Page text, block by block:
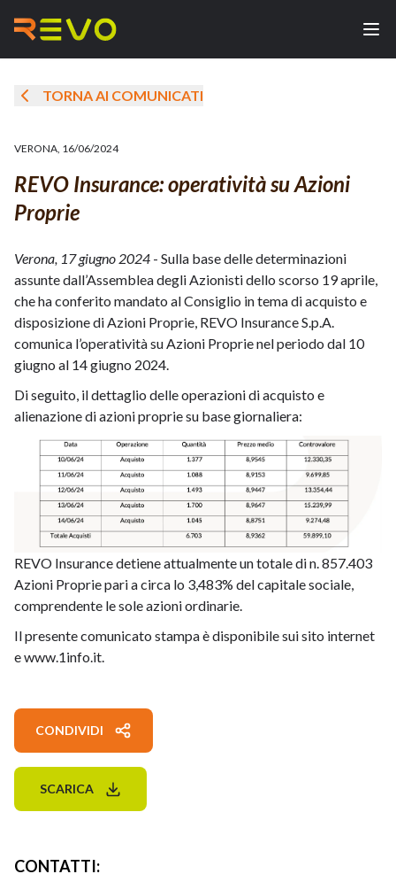
TORNA AI COMUNICATI
VERONA, 16/06/2024
REVO Insurance: operatività su Azioni
Proprie
Verona, 17 giugno 2024 - Sulla base delle determinazioni
assunte dall’Assemblea degli Azionisti dello scorso 19 aprile,
che ha conferito mandato al Consiglio in tema di acquisto e
disposizione di Azioni Proprie, REVO Insurance S.p.A.
comunica l’operatività su Azioni Proprie nel periodo dal 10
giugno al 14 giugno 2024.
Di seguito, il dettaglio delle operazioni di acquisto e
alienazione di azioni proprie su base giornaliera:
REVO Insurance detiene attualmente un totale di n. 857.403
Azioni Proprie pari a circa lo 3,483% del capitale sociale,
comprendente le sole azioni ordinarie.
Il presente comunicato stampa è disponibile sui sito internet
e www.1info.it.
CONDIVIDI
SCARICA
CONTATTI: